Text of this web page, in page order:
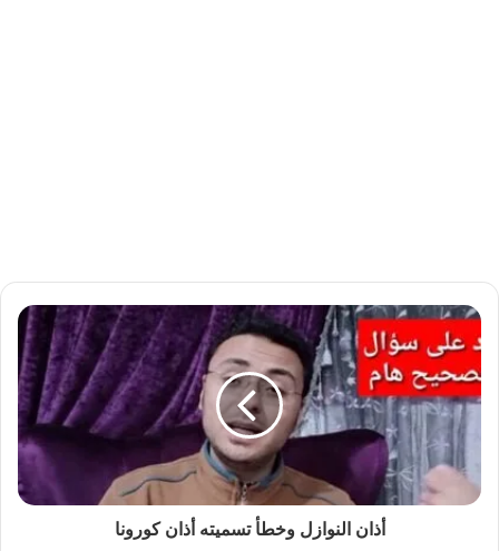
أذان النوازل وخطأ تسميته أذان كورونا